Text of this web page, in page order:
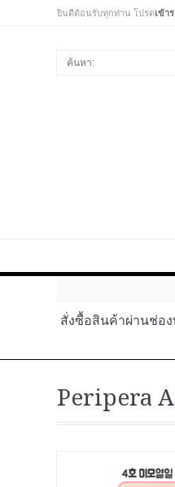
ยินดีต้อนรับทุกท่าน โปรดเข้า
สั่งซื้อสินค้าผ่านช่อง
Peripera